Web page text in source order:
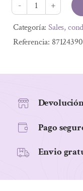
CREMA
DE
Alternative:
Categoría:Sales,
Referencia:
Pago
Envio